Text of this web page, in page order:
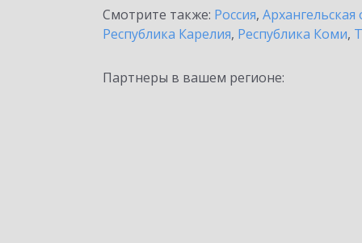
Смотрите также: Россия, Архангельская
Республика Карелия, Республика Коми,
Партнеры в вашем регионе: